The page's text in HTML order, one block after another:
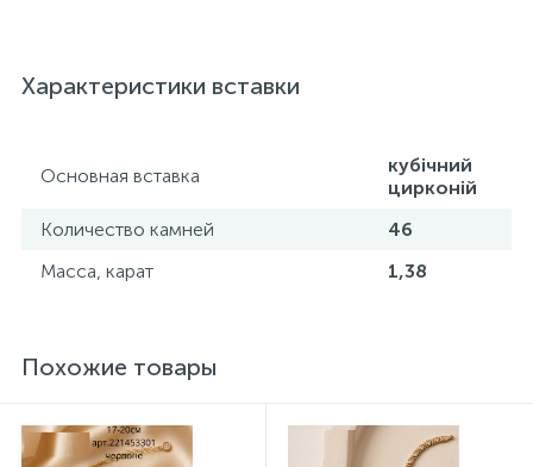
Украины, на всех изделиях стоит соответствующая
проба. К каждому ювелирному украшению
незначительно отличаться от реальных из-за
особенностей цветопередачи экрана
Характеристики вставки
Основная вставка
кубічний
цирконій
Количество камней
46
Масса, карат
1,38
Похожие товары